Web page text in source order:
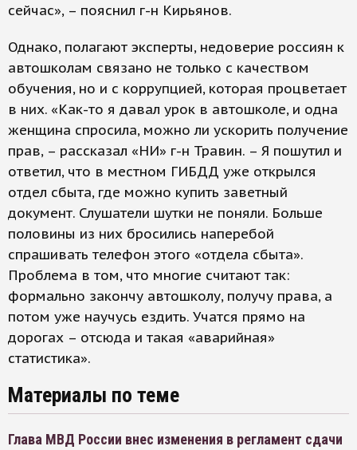
сейчас», – пояснил г-н Кирьянов.
Однако, полагают эксперты, недоверие россиян к
автошколам связано не только с качеством
обучения, но и с коррупцией, которая процветает
в них. «Как-то я давал урок в автошколе, и одна
женщина спросила, можно ли ускорить получение
прав, – рассказал «НИ» г-н Травин. – Я пошутил и
ответил, что в местном ГИБДД уже открылся
отдел сбыта, где можно купить заветный
документ. Слушатели шутки не поняли. Больше
половины из них бросились наперебой
спрашивать телефон этого «отдела сбыта».
Проблема в том, что многие считают так:
формально закончу автошколу, получу права, а
потом уже научусь ездить. Учатся прямо на
дорогах – отсюда и такая «аварийная»
статистика».
Материалы по теме
Глава МВД России внес изменения в регламент сдачи